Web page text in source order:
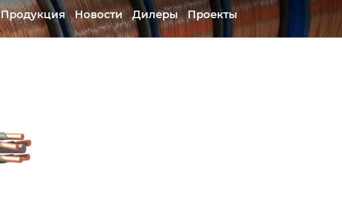
Продукция Новости Дилеры Проекты